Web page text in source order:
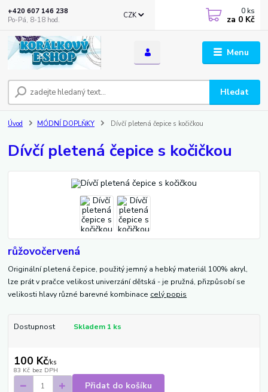
Menu
CZK
Hledat
+420 607 146 238
Po-Pá, 8-18 hod.
0 ks
za 0 Kč
Úvod MÓDNÍ DOPLŇKY Dívčí pletená čepice s kočičkou
Dívčí pletená čepice s kočičkou
růžovočervená
Originální pletená čepice, použitý jemný a hebký materiál 100% akryl,
lze prát v pračce velikost univerzání dětská - je pružná, přizpůsobí se
velikosti hlavy různé barevné kombinace celý popis
Dostupnost Skladem 1 ks
100 Kč/ks
83 Kč bez DPH
Přidat do košíku